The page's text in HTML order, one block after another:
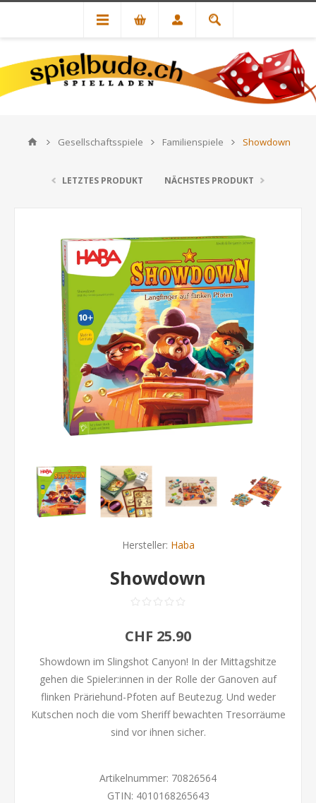
Gesellschaftsspiele Familienspiele Showdown
LETZTES PRODUKT NÄCHSTES PRODUKT
Hersteller: Haba
Showdown
CHF 25.90
Showdown im Slingshot Canyon! In der Mittagshitze
gehen die Spieler:innen in der Rolle der Ganoven auf
flinken Präriehund-Pfoten auf Beutezug. Und weder
Kutschen noch die vom Sheriff bewachten Tresorräume
sind vor ihnen sicher.
Artikelnummer: 70826564
GTIN: 4010168265643